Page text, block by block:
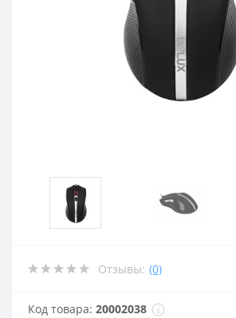
Отзывы: (0)
Код товара: 20002038